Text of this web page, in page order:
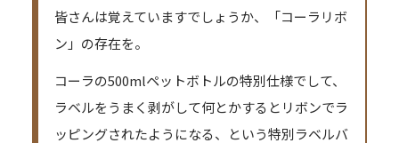
皆さんは覚えていますでしょうか、「コーラリボ
ン」の存在を。
コーラの500mlペットボトルの特別仕様でして、
ラベルをうまく剥がして何とかするとリボンでラ
ッピングされたようになる、という特別ラベルバ